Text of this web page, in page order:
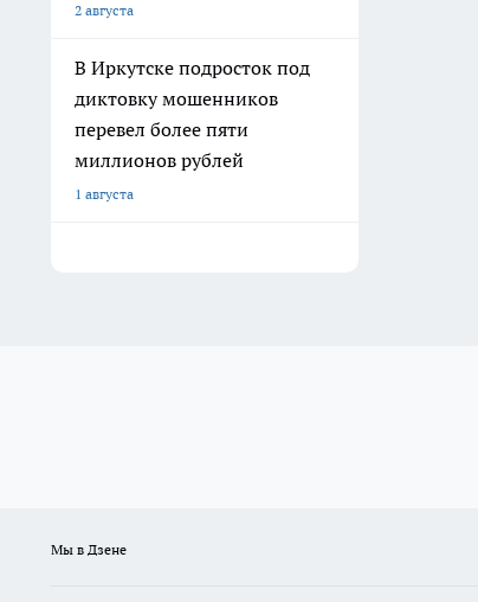
2 августа
В Иркутске подросток под
диктовку мошенников
перевел более пяти
миллионов рублей
1 августа
Мы в Дзене